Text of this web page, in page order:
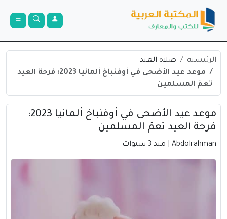
الرئيسية
صلاة العيد
موعد عيد الأضحى في أوفنباخ ألمانيا 2023: فرحة العيد
تعمّ المسلمين
موعد عيد الأضحى في أوفنباخ ألمانيا 2023:
فرحة العيد تعمّ المسلمين
Abdolrahman | منذ 3 سنوات